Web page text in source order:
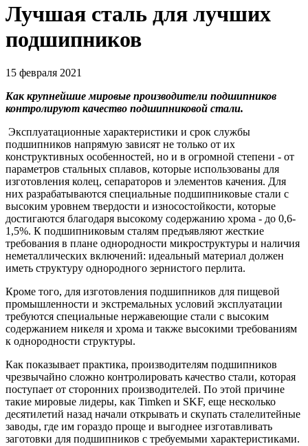
Лучшая сталь для лучших
подшипников
15 февраля 2021
Как крупнейшие мировые производители подшипников
контролируют качество подшипниковой стали.
Эксплуатационные характеристики и срок службы
подшипников напрямую зависят не только от их
конструктивных особенностей, но и в огромной степени - от
параметров стальных сплавов, которые использованы для
изготовления колец, сепараторов и элементов качения. Для
них разрабатываются специальные подшипниковые стали с
высоким уровнем твердости и износостойкости, которые
достигаются благодаря высокому содержанию хрома - до 0,6-
1,5%. К подшипниковым сталям предъявляют жесткие
требования в плане однородности микроструктуры и наличия
неметаллических включений: идеальный материал должен
иметь структуру однородного зернистого перлита.
Кроме того, для изготовления подшипников для пищевой
промышленности и экстремальных условий эксплуатации
требуются специальные нержавеющие стали с высоким
содержанием никеля и хрома и также высокими требованиям
к однородности структуры.
Как показывает практика, производителям подшипников
чрезвычайно сложно контролировать качество стали, которая
поступает от сторонних производителей. По этой причине
такие мировые лидеры, как Timken и SKF, еще несколько
десятилетий назад начали открывать и скупать сталелитейные
заводы, где им гораздо проще и выгоднее изготавливать
заготовки для подшипников с требуемыми характеристиками.